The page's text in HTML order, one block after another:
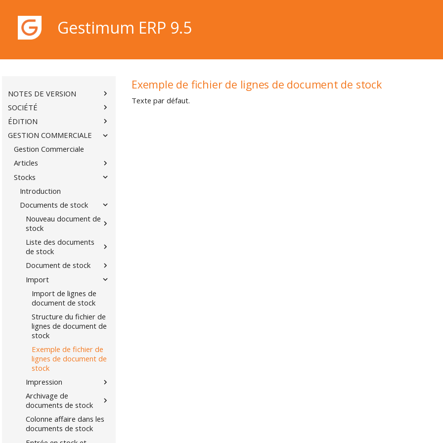
Gestimum ERP 9.5
BIENVENUE
NOTES DE VERSION
SOCIÉTÉ
ÉDITION
GESTION COMMERCIALE
Gestion Commerciale
Articles
Stocks
Introduction
Documents de stock
Nouveau document de
stock
Liste des documents
de stock
Document de stock
Import
Import de lignes de
document de stock
Structure du fichier de
lignes de document de
stock
Exemple de fichier de
lignes de document de
stock
Impression
Archivage de
documents de stock
Colonne affaire dans les
documents de stock
Exemple de fichier de lignes de document de stock
Texte par défaut.